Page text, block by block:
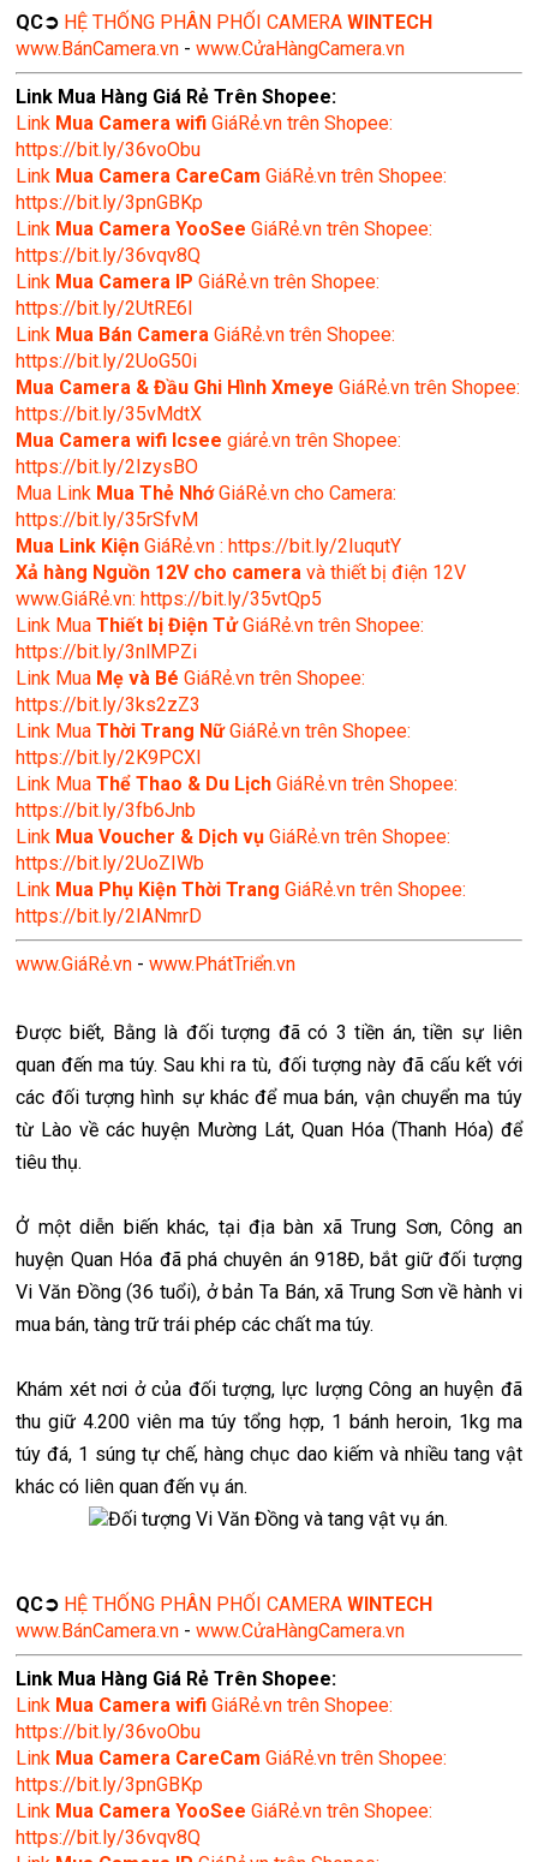
QC➲ HỆ THỐNG PHÂN PHỐI CAMERAWINTECH
www.BánCamera.vn -www.CửaHàngCamera.vn
Link Mua Hàng Giá Rẻ Trên Shopee:
Link Mua Camera wifiGiáRẻ.vn trên Shopee:
https://bit.ly/36voObu
Link Mua Camera CareCam GiáRẻ.vn trên Shopee:
https://bit.ly/3pnGBKp
Link Mua Camera YooSee GiáRẻ.vn trên Shopee:
https://bit.ly/36vqv8Q
Link Mua Camera IP GiáRẻ.vn trên Shopee:
https://bit.ly/2UtRE6l
Link Mua Bán CameraGiáRẻ.vn trên Shopee:
https://bit.ly/2UoG50i
Mua Camera & Đầu Ghi Hình XmeyeGiáRẻ.vn trên Shopee:
https://bit.ly/35vMdtX
Mua Camera wifi Icsee giárẻ.vn trên Shopee:
https://bit.ly/2IzysBO
Mua Link Mua Thẻ NhớGiáRẻ.vn cho Camera:
https://bit.ly/35rSfvM
Mua Link KiệnGiáRẻ.vn : https://bit.ly/2IuqutY
Xả hàng Nguồn 12V cho cameravà thiết bị điện 12V
www.GiáRẻ.vn: https://bit.ly/35vtQp5
Link MuaThiết bị Điện TửGiáRẻ.vn trên Shopee:
https://bit.ly/3nlMPZi
Link Mua Mẹ và Bé GiáRẻ.vn trên Shopee:
https://bit.ly/3ks2zZ3
Link MuaThời Trang NữGiáRẻ.vn trên Shopee:
https://bit.ly/2K9PCXl
Link Mua Thể Thao & Du Lịch GiáRẻ.vn trên Shopee:
https://bit.ly/3fb6Jnb
Link Mua Voucher & Dịch vụ GiáRẻ.vn trên Shopee:
https://bit.ly/2UoZIWb
Link Mua Phụ Kiện Thời TrangGiáRẻ.vn trên Shopee:
https://bit.ly/2IANmrD
www.GiáRẻ.vn -www.PhátTriển.vn
Được biết, Bằng là đối tượng đã có 3 tiền án, tiền sự liên
quan đến ma túy. Sau khi ra tù, đối tượng này đã cấu kết với
các đối tượng hình sự khác để mua bán, vận chuyển ma túy
từ Lào về các huyện Mường Lát, Quan Hóa (Thanh Hóa) để
tiêu thụ.
Ở một diễn biến khác, tại địa bàn xã Trung Sơn, Công an
huyện Quan Hóa đã phá chuyên án 918Đ, bắt giữ đối tượng
Vi Văn Đồng (36 tuổi), ở bản Ta Bán, xã Trung Sơn về hành vi
mua bán, tàng trữ trái phép các chất ma túy.
Khám xét nơi ở của đối tượng, lực lượng Công an huyện đã
thu giữ 4.200 viên ma túy tổng hợp, 1 bánh heroin, 1kg ma
túy đá, 1 súng tự chế, hàng chục dao kiếm và nhiều tang vật
khác có liên quan đến vụ án.
Đối tượng Vi Văn Đồng và tang vật vụ án.
QC➲ HỆ THỐNG PHÂN PHỐI CAMERAWINTECH
www.BánCamera.vn -www.CửaHàngCamera.vn
Link Mua Hàng Giá Rẻ Trên Shopee:
Link Mua Camera wifiGiáRẻ.vn trên Shopee:
https://bit.ly/36voObu
Link Mua Camera CareCam GiáRẻ.vn trên Shopee:
https://bit.ly/3pnGBKp
Link Mua Camera YooSee GiáRẻ.vn trên Shopee:
https://bit.ly/36vqv8Q